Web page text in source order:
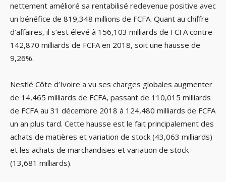
nettement amélioré sa rentabilisé redevenue positive avec
un bénéfice de 819,348 millions de FCFA. Quant au chiffre
d’affaires, il s’est élevé à 156,103 milliards de FCFA contre
142,870 milliards de FCFA en 2018, soit une hausse de
9,26%.
Nestlé Côte d’Ivoire a vu ses charges globales augmenter
de 14,465 milliards de FCFA, passant de 110,015 milliards
de FCFA au 31 décembre 2018 à 124,480 milliards de FCFA
un an plus tard. Cette hausse est le fait principalement des
achats de matières et variation de stock (43,063 milliards)
et les achats de marchandises et variation de stock
(13,681 milliards).